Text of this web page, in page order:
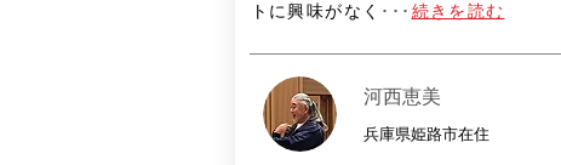
トに興味がなく ･･･ 続きを読む
河西恵美
兵庫県姫路市在住